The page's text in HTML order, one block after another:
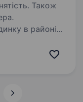
Також
в районі
Основні